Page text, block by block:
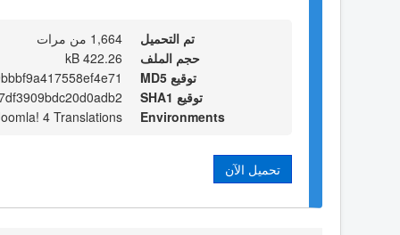
تم التحميل
1,664 من مرات
حجم الملف
422.26 kB
توقيع MD5
توقيع SHA1
Environments
4 Translations
تحميل الآن